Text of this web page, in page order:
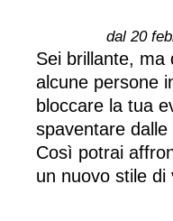
dal 20
Sei brillante, ma
alcune persone
bloccare la tua
spaventare
Così potrai
un nuovo stile di